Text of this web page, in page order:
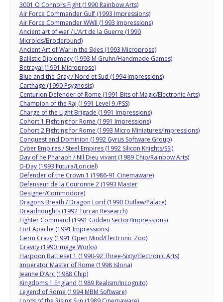
3001 O Connors Fight (1990 Rainbow Arts)
Air Force Commander Gulf (1993 Impressions)
Air Force Commander WWII (1993 Impressions)
Ancient art of war / L’Art de la Guerre (1990
Microids/Broderbund)
Ancient Art of War in the Skies (1993 Microprose)
Ballistic Diplomacy (1993 M Gruhn/Handmade Games)
Betrayal (1991 Microprose)
Blue and the Gray / Nord et Sud (1994 Impressions)
Carthage (1990 Psygnosis)
Centurion Defender of Rome (1991 Bits of Magic/Electronic Arts)
Champion of the Raj (1991 Level 9 /PSS)
Charge of the Light Brigade (1991 Impressions)
Cohort 1 Fighting for Rome (1991 Impressions)
Cohort 2 Fighting for Rome (1993 Micro Miniatures/Impressions)
Conquest and Dominion (1992 Gyrus Software Group)
Cyber Empires / Steel Empires (1992 Silicon Knights/SSI)
Day of he Pharaoh / Nil Dieu vivant (1989 Chip/Rainbow Arts)
D-Day (1993 Futura/Loriciel)
Defender of the Crown 1 (1986-91 Cinemaware)
Defenseur de la Couronne 2 (1993 Master
Designer/Commodore)
Dragons Breath / Dragon Lord (1990 Outlaw/Palace)
Dreadnoughts (1992 Turcan Research)
Fighter Command (1991 Golden Sector/Impressions)
Fort Apache (1991 Impressions)
Germ Crazy (1991 Open Mind/Electronic Zoo)
Gravity (1990 Image Works)
Harpoon Battleset 1 (1990-92 Three-Sixty/Electronic Arts)
Imperator Master of Rome (1998 Islona)
Jeanne D’Arc (1988 Chip)
Kingdoms 1 England (1989 Realism/Incognito)
Legend of Rome (1994 MBM Software)